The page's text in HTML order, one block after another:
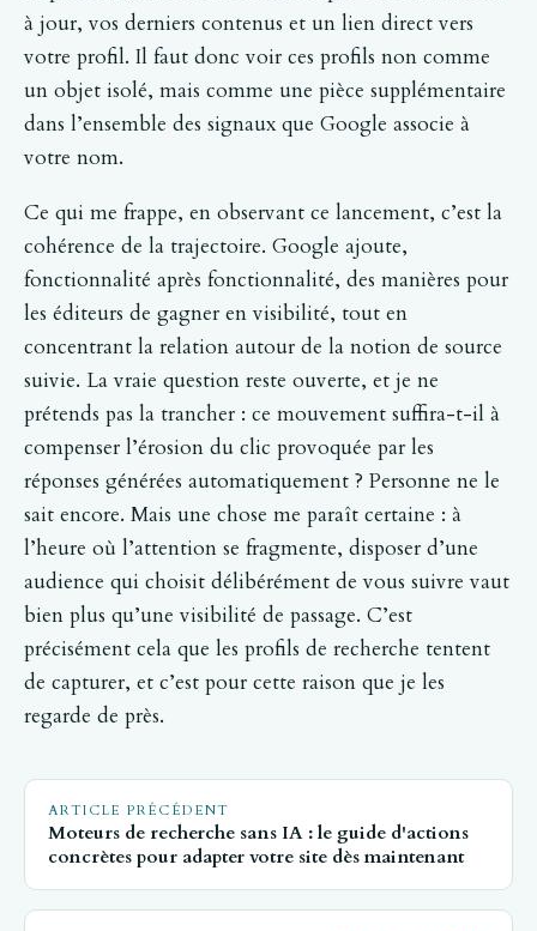
à jour, vos derniers contenus et un lien direct vers
votre profil. Il faut donc voir ces profils non comme
un objet isolé, mais comme une pièce supplémentaire
dans l’ensemble des signaux que Google associe à
votre nom.
Ce qui me frappe, en observant ce lancement, c’est la
cohérence de la trajectoire. Google ajoute,
fonctionnalité après fonctionnalité, des manières pour
les éditeurs de gagner en visibilité, tout en
concentrant la relation autour de la notion de source
suivie. La vraie question reste ouverte, et je ne
prétends pas la trancher : ce mouvement suffira-t-il à
compenser l’érosion du clic provoquée par les
réponses générées automatiquement ? Personne ne le
sait encore. Mais une chose me paraît certaine : à
l’heure où l’attention se fragmente, disposer d’une
audience qui choisit délibérément de vous suivre vaut
bien plus qu’une visibilité de passage. C’est
précisément cela que les profils de recherche tentent
de capturer, et c’est pour cette raison que je les
regarde de près.
ARTICLE PRÉCÉDENT
Moteurs de recherche sans IA : le guide d'actions
concrètes pour adapter votre site dès maintenant